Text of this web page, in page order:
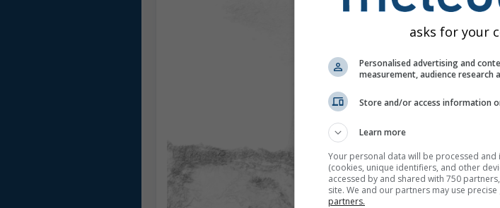
asks for your
Personalised advertising and
measurement, audience research
Store and/or access information
Learn more
Your personal data will be processed
(cookies, unique identifiers, and other
accessed by and shared with 750
site. We and our partners may use
partners.